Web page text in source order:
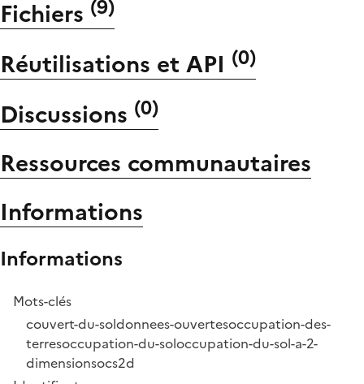
Fichiers (9)
Réutilisations et API (0)
Discussions (0)
Ressources communautaires
Informations
Informations
Mots-clés
couvert-du-soldonnees-ouvertesoccupation-des-
terresoccupation-du-soloccupation-du-sol-a-2-
dimensionsocs2d